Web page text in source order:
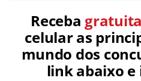
Receba
celular as
mundo dos
link abaixo e